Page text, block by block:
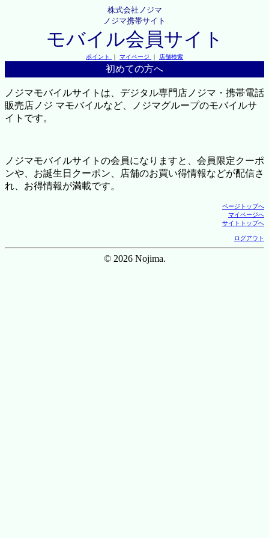
株式会社ノジマ
ノジマ携帯サイト
モバイル会員サイト
ポイント ｜ マイページ ｜ 店舗検索
初めての方へ
ノジマモバイルサイトは、デジタル専門店ノジマ・携帯電話
販売店ノジ マモバイルなど、ノジマグループのモバイルサ
イトです。
ノジマモバイルサイトの会員になりますと、会員限定クーポ
ンや、お誕生日クーポン、店舗のお買い得情報などが配信さ
れ、お得情報が満載です。
ページトップへ
マイページへ
サイトトップへ
ログアウト
© 2026 Nojima.